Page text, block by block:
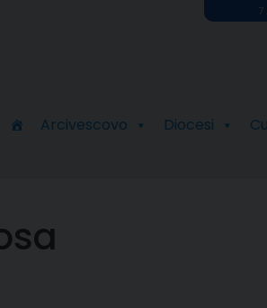
Arcivescovo Diocesi